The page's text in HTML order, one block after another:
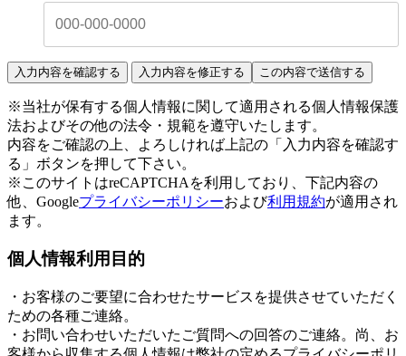
※当社が保有する個人情報に関して適用される個人情報保護
法およびその他の法令・規範を遵守いたします。
内容をご確認の上、よろしければ上記の「入力内容を確認す
る」ボタンを押して下さい。
※このサイトはreCAPTCHAを利用しており、下記内容の
他、Googleプライバシーポリシーおよび利用規約が適用され
ます。
個人情報利用目的
・お客様のご要望に合わせたサービスを提供させていただく
ための各種ご連絡。
・お問い合わせいただいたご質問への回答のご連絡。尚、お